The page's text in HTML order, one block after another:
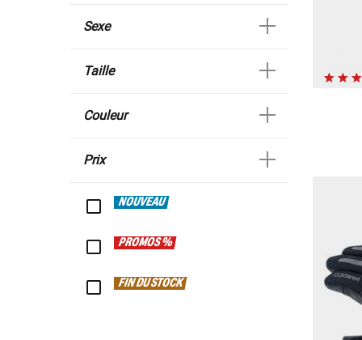
Sexe
Taille
Couleur
Prix
NOUVEAU
PROMOS %
FIN DU STOCK